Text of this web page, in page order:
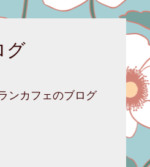
グ
ンカフェのブログ